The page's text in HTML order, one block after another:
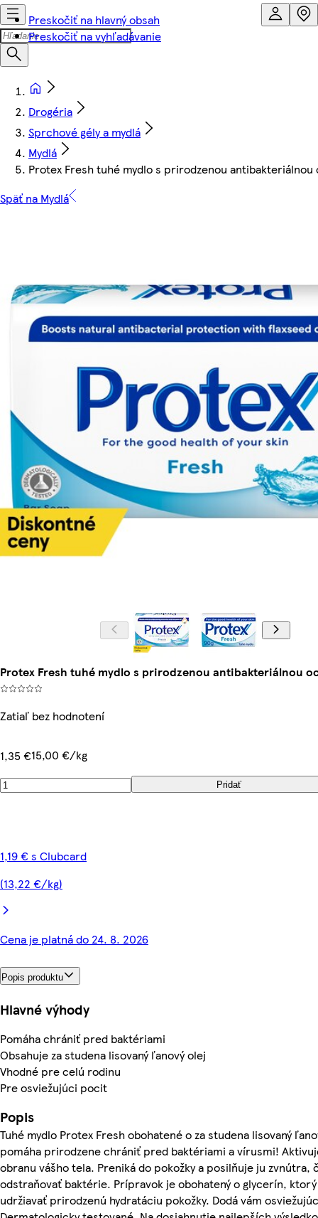
Preskočiť na hlavný obsah
Preskočiť na vyhľadávanie
Drogéria
Sprchové gély a mydlá
Mydlá
Protex Fresh tuhé mydlo s prirodzenou antibakteriálnou
Späť na Mydlá
Protex Fresh tuhé mydlo s prirodzenou antibakteriálnou
Zatiaľ bez hodnotení
1,35 €15,00 €/kg
Pridať
1,19 € s Clubcard
(13,22 €/kg)
Cena je platná do 24. 8. 2026
Popis produktu
Hlavné výhody
Pomáha chrániť pred baktériami
Obsahuje za studena lisovaný ľanový olej
Vhodné pre celú rodinu
Pre osviežujúci pocit
Popis
Tuhé mydlo Protex Fresh obohatené o za studena lisovaný
pomáha prirodzene chrániť pred baktériami a vírusmi!
obranu vášho tela. Preniká do pokožky a posilňuje ju zvnútra,
odstraňovať baktérie. Prípravok je obohatený o glycerín,
udržiavať prirodzenú hydratáciu pokožky. Dodá vám